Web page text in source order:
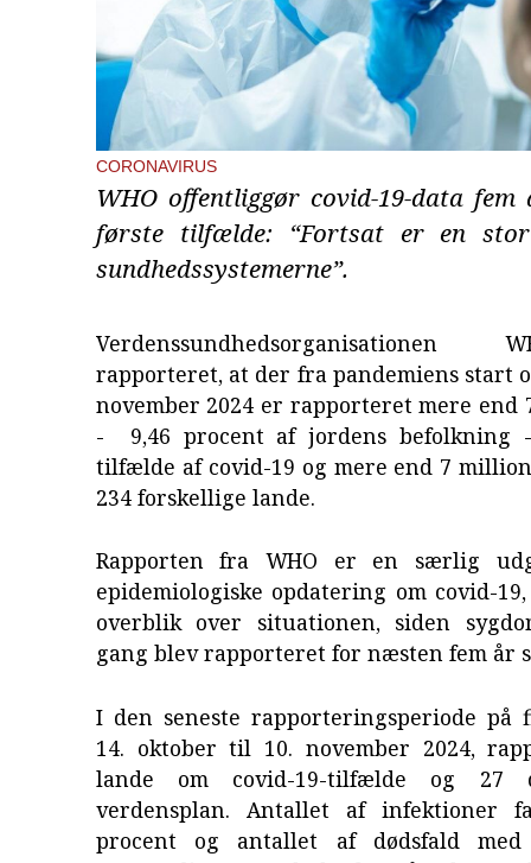
CORONAVIRUS
WHO offentliggør covid-19-data
første tilfælde: “Fortsat er en
sundhedssystemerne”.
rapporteret, at der fra pandemiens start
november 2024 er rapporteret mere end
- 9,46 procent af jordens befolkning
tilfælde af covid-19 og mere end 7
234 forskellige lande.
Rapporten fra WHO er en særlig
epidemiologiske opdatering om covid-
overblik over situationen, siden
gang blev rapporteret for næsten fem år
I den seneste rapporteringsperiode på
14. oktober til 10. november 2024,
lande om covid-19-tilfælde og 27
verdensplan. Antallet af infektioner
procent og antallet af dødsfald